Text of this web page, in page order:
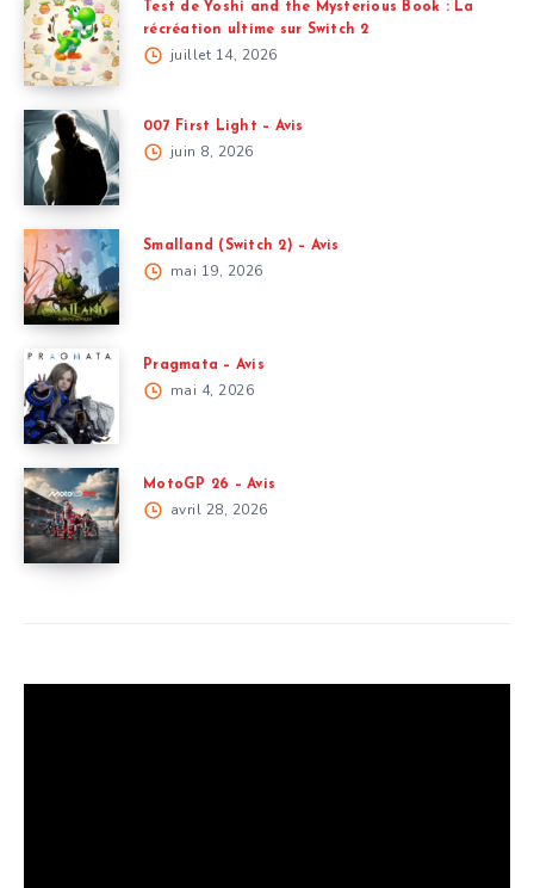
Test de Yoshi and the Mysterious Book : La
récréation ultime sur Switch 2
juillet 14, 2026
007 First Light – Avis
juin 8, 2026
Smalland (Switch 2) – Avis
mai 19, 2026
Pragmata – Avis
mai 4, 2026
MotoGP 26 – Avis
avril 28, 2026